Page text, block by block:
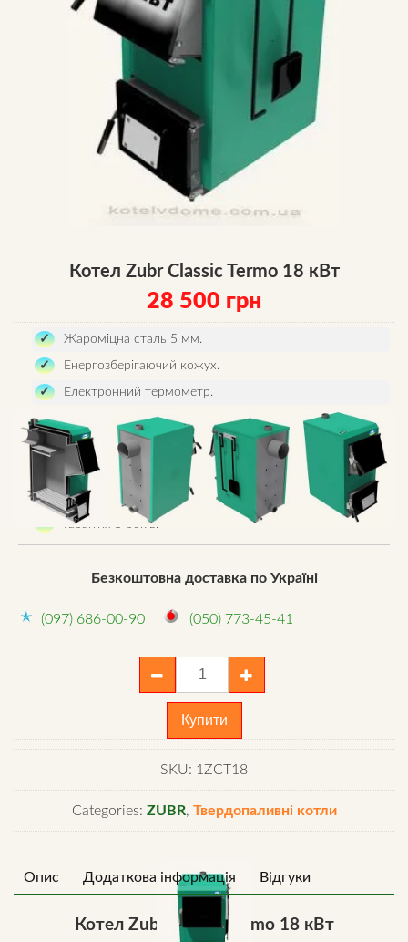
Котел Zubr Classic Termo 18 кВт
28 500 грн
Жароміцна сталь 5 мм.
Енергозберігаючий кожух.
Електронний термометр.
Об’ємна топка.
Якісні зварні шви.
Великі завантажувальні дверцята.
Високий коефіцієнт корисної дії.
Гарантія 5 років.
Безкоштовна доставка по Україні
(097) 686-00-90 (050) 773-45-41
Zubr
Classic
18
кВт
Купити
SKU: 1ZCТ18
Categories: ZUBR, Твердопаливні котли
Опис Додаткова інформація Відгуки
Котел Zubr Classic Termo 18 кВт